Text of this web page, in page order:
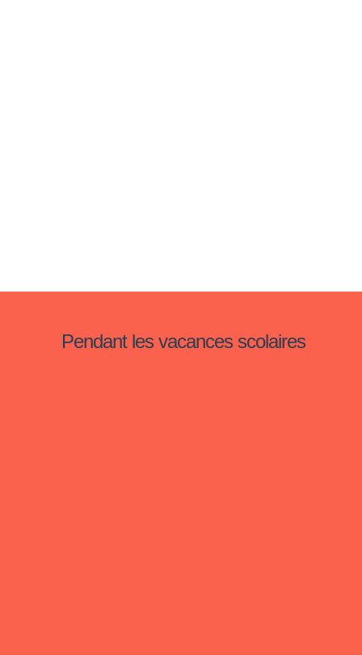
Pendant les vacances scolaires